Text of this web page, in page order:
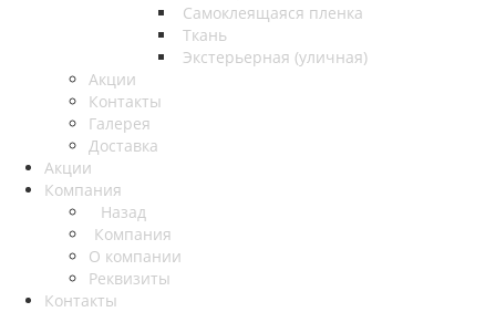
Самоклеящаяся пленка
Ткань
Экстерьерная (уличная)
Акции
Контакты
Галерея
Доставка
Акции
Компания
Назад
Компания
О компании
Реквизиты
Контакты